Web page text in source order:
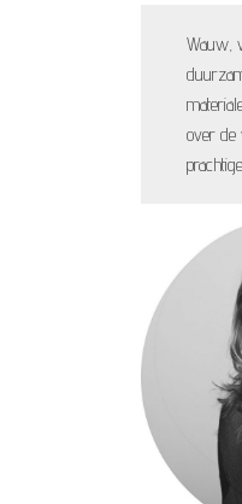
Wauw,
over de